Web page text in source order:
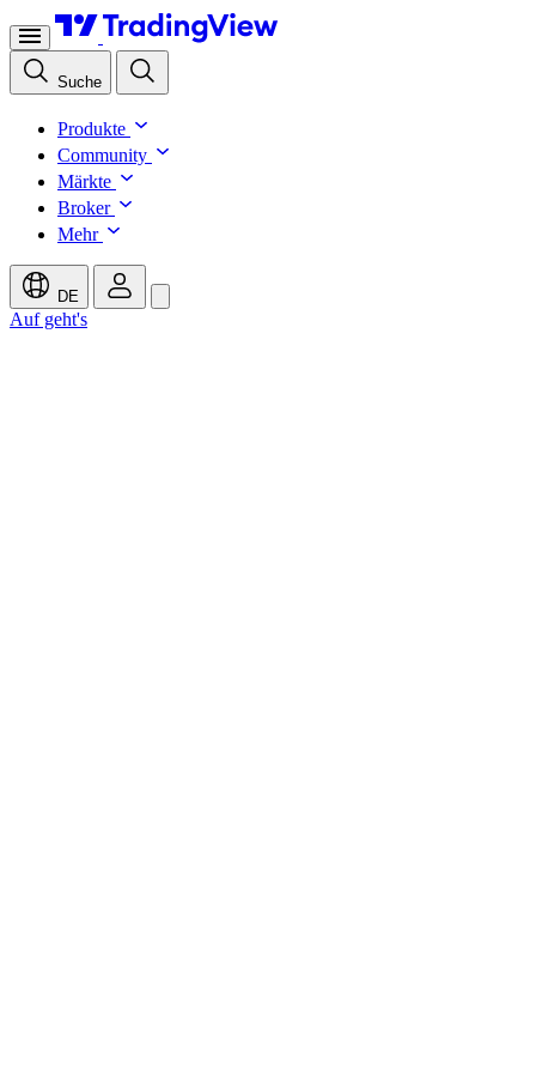
Suche
Produkte
Community
Märkte
Broker
Mehr
DE
Auf geht's